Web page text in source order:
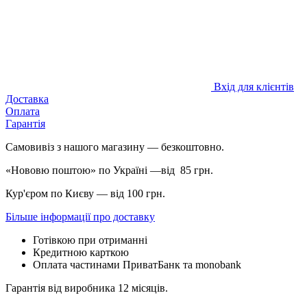
Вхід для клієнтів
Доставка
Оплата
Гарантія
Самовивіз з нашого магазину — безкоштовно.
«Нововю поштою» по Україні —від 85 грн.
Кур'єром по Києву — від 100 грн.
Більше інформації про доставку
Готівкою при отриманні
Кредитною карткою
Оплата частинами ПриватБанк та monobank
Гарантія від виробника 12 місяців.